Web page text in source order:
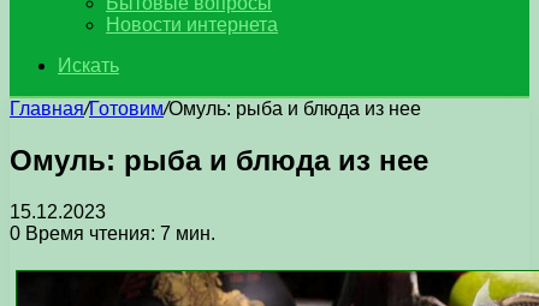
Новости интернета
Искать
Главная/Готовим/Омуль: рыба и блюда из нее
Омуль: рыба и блюда из нее
15.12.2023
0 Время чтения: 7 мин.